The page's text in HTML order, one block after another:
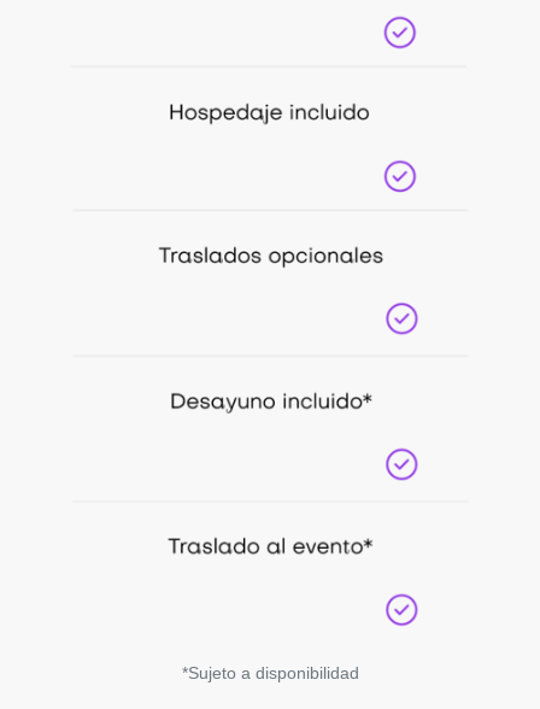
*Sujeto a disponibilidad